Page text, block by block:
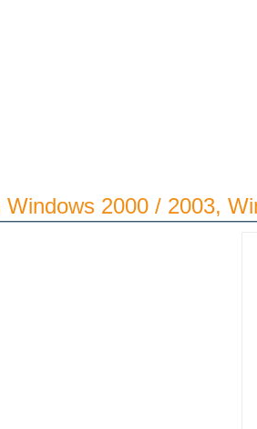
2000 / 2003,